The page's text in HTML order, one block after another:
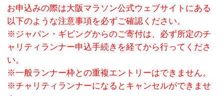
お申込みの際は大阪マラソン公式ウェブサイトにある
以下のような注意事項を必ずご確認ください。
※ジャパン・ギビングからのご寄付は、必ず所定のチ
ャリティランナー申込手続きを経てから行ってくださ
い。
※一般ランナー枠との重複エントリーはできません。
※チャリティランナーになるとキャンセルができませ